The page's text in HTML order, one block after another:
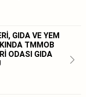
GIDA VE YEM
TMMOB
ODASI GIDA